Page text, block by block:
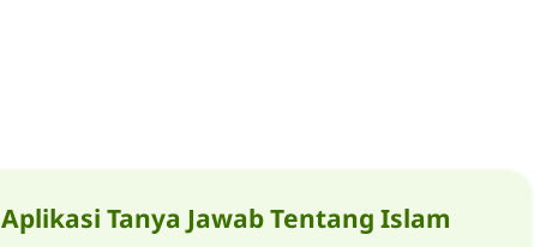
Aplikasi Tanya Jawab Tentang Islam